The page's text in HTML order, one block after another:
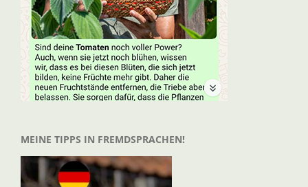
MEINE TIPPS IN FREMDSPRACHEN!